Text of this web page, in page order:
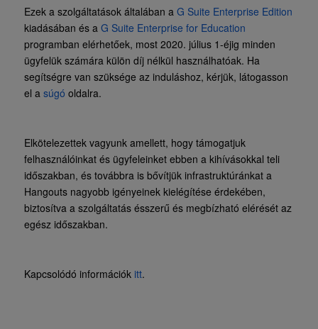
Ezek a szolgáltatások általában a G Suite Enterprise Edition
kiadásában és a G Suite Enterprise for Education
programban elérhetőek, most 2020. július 1-éjig minden
ügyfelük számára külön díj nélkül használhatóak. Ha
segítségre van szüksége az induláshoz, kérjük, látogasson
el a súgó oldalra.
Elkötelezettek vagyunk amellett, hogy támogatjuk
felhasználóinkat és ügyfeleinket ebben a kihívásokkal teli
időszakban, és továbbra is bővítjük infrastruktúránkat a
Hangouts nagyobb igényeinek kielégítése érdekében,
biztosítva a szolgáltatás ésszerű és megbízható elérését az
egész időszakban.
Kapcsolódó információk itt.